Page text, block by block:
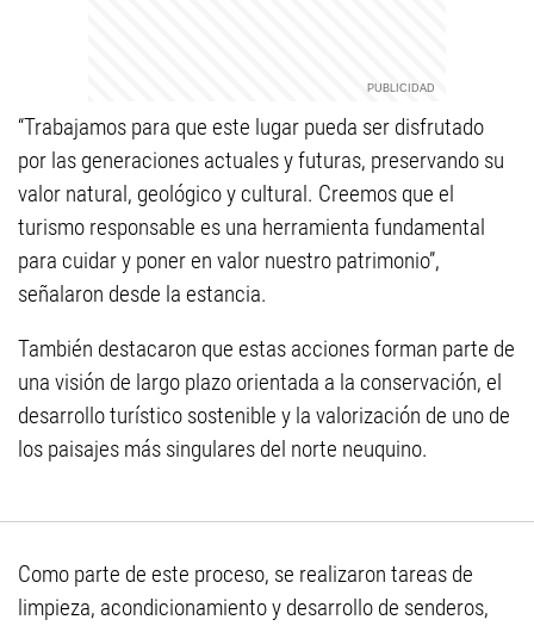
“Trabajamos para que este lugar pueda ser disfrutado
por las generaciones actuales y futuras, preservando su
valor natural, geológico y cultural. Creemos que el
turismo responsable es una herramienta fundamental
para cuidar y poner en valor nuestro patrimonio”,
señalaron desde la estancia.
También destacaron que estas acciones forman parte de
una visión de largo plazo orientada a la conservación, el
desarrollo turístico sostenible y la valorización de uno de
los paisajes más singulares del norte neuquino.
Como parte de este proceso, se realizaron tareas de
limpieza, acondicionamiento y desarrollo de senderos,